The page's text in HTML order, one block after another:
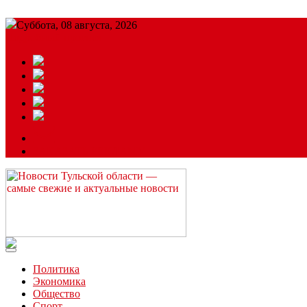
Суббота, 08 августа, 2026
Читайте последние новости дня в Тульской области на сайте
Политика
Экономика
Общество